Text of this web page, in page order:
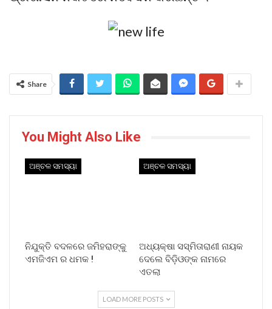
Share
You Might Also Like
ଅଞ୍ଚଳ ସମସ୍ୟା
ନିଯୁକ୍ତି ବଦଳରେ ଜମିହରାଙ୍କୁ
ଏମଜିଏମ ର ଧମକ !
ଅଞ୍ଚଳ ସମସ୍ୟା
ଅଧ୍ୟକ୍ଷା ସସ୍ମିତାରାଣୀ ନାୟକ
ଦେଲେ ବିଡ଼ିଓଙ୍କ ନାମରେ
ଏତଲା
LOAD MORE POSTS